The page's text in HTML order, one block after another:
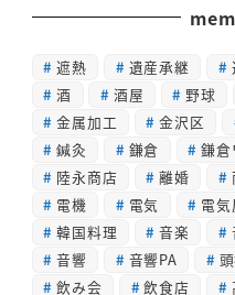
遮熱 遺産承継
酒
酒屋 野球
金属加工
金沢区
鍼灸
鎌倉 鎌倉
陸永商店
離婚
電機
電気 電気
韓国料理
音楽
音響
音響PA
飲み会
飲食店